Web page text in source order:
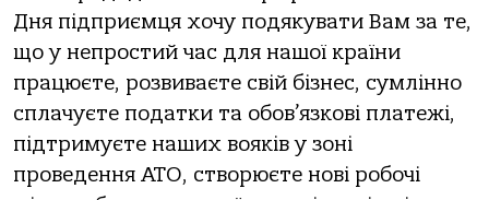
Дня підприємця хочу подякувати Вам за те,
що у непростий час для нашої країни
працюєте, розвиваєте свій бізнес, сумлінно
сплачуєте податки та обов’язкові платежі,
підтримуєте наших вояків у зоні
проведення АТО, створюєте нові робочі